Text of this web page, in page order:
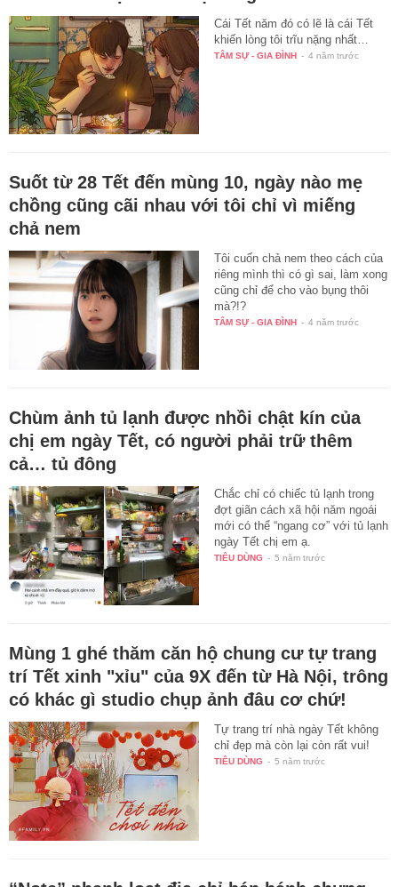
Cái Tết năm đó có lẽ là cái Tết
khiến lòng tôi trĩu nặng nhất…
TÂM SỰ - GIA ĐÌNH - 4 năm trước
Suốt từ 28 Tết đến mùng 10, ngày nào mẹ
chồng cũng cãi nhau với tôi chỉ vì miếng
chả nem
Tôi cuốn chả nem theo cách của
riêng mình thì có gì sai, làm xong
cũng chỉ để cho vào bụng thôi
mà?!?
TÂM SỰ - GIA ĐÌNH - 4 năm trước
Chùm ảnh tủ lạnh được nhồi chật kín của
chị em ngày Tết, có người phải trữ thêm
cả… tủ đông
Chắc chỉ có chiếc tủ lạnh trong
đợt giãn cách xã hội năm ngoái
mới có thể “ngang cơ” với tủ lạnh
ngày Tết chị em ạ.
TIÊU DÙNG - 5 năm trước
Mùng 1 ghé thăm căn hộ chung cư tự trang
trí Tết xinh "xỉu" của 9X đến từ Hà Nội, trông
có khác gì studio chụp ảnh đâu cơ chứ!
Tự trang trí nhà ngày Tết không
chỉ đẹp mà còn lại còn rất vui!
TIÊU DÙNG - 5 năm trước